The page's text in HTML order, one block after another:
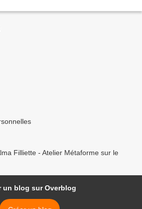
Filliette - Atelier Métaforme sur le
un blog sur Overblog